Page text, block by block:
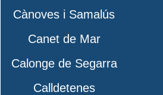
Cànoves i Samalús
Canet de Mar
Calonge de Segarra
Calldetenes